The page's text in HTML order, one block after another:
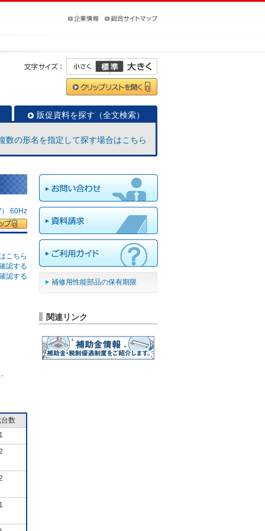
販促資料を探す（全文検索）
数の形名を指定して探す場合はこちら
60Hz
こちら
認する
認する
数
補修用性能部品の保有期限
関連リンク